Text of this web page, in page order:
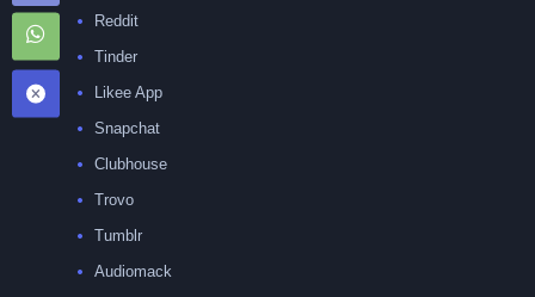
Reddit
Tinder
Likee App
Snapchat
Clubhouse
Trovo
Tumblr
Audiomack